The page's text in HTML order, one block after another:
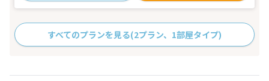
すべてのプランを見る(2プラン、1部屋タイプ)